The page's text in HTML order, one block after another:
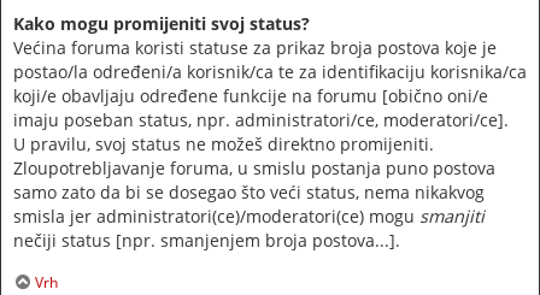
Kako mogu promijeniti svoj status?
Većina foruma koristi statuse za prikaz broja postova koje je
postao/la određeni/a korisnik/ca te za identifikaciju korisnika/ca
koji/e obavljaju određene funkcije na forumu [obično oni/e
imaju poseban status, npr. administratori/ce, moderatori/ce].
U pravilu, svoj status ne možeš direktno promijeniti.
Zloupotrebljavanje foruma, u smislu postanja puno postova
samo zato da bi se dosegao što veći status, nema nikakvog
smisla jer administratori(ce)/moderatori(ce) mogu smanjiti
nečiji status [npr. smanjenjem broja postova...].
Vrh